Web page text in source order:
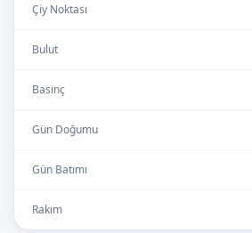
Çiy Noktası
Bulut
Basınç
Gün Doğumu
Gün Batımı
Rakım